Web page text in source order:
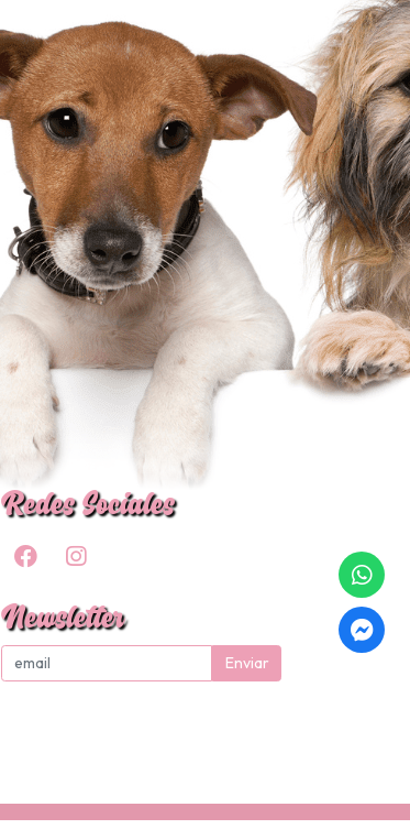
Redes Sociales
Newsletter
Enviar